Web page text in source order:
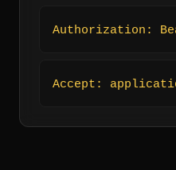
Authorization:
Accept: